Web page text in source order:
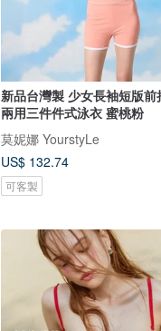
新品台灣製 少女長袖短版前
兩用三件件式泳衣 蜜桃粉
莫妮娜 YourstyLe
US$ 132.74
可客製